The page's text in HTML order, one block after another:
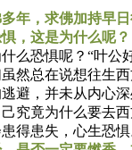
年，求佛加持早
，这是为什么呢？
恐惧呢？“叶公
然总在说想往生
避，并未从内心
究竟为什么要去
得患失，心生恐惧